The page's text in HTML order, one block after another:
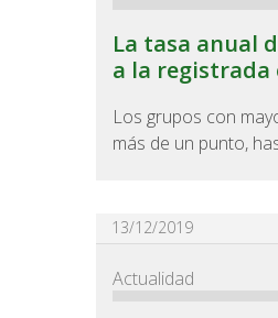
La tasa anual
a la registrada
Los grupos con
más de un punto,
13/12/2019
Actualidad